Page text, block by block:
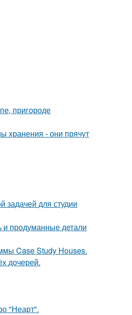
пригороде
хранения - они прячут
для студии
и продуманные детали
Case Study Houses.
дочерей.
"Неарт".